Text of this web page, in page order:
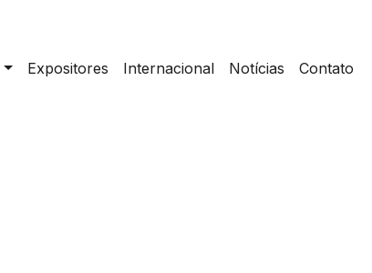
Expositores Internacional Notícias Contato